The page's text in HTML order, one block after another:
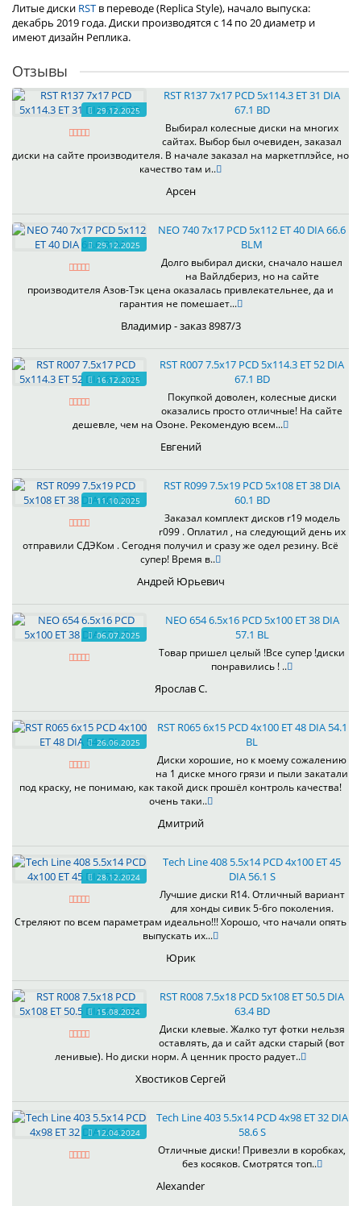
Литые диски RST в переводе (Replica Style), начало выпуска:
декабрь 2019 года. Диски производятся с 14 по 20 диаметр и
имеют дизайн Реплика.
Отзывы
29.12.2025
RST R137 7x17 PCD 5x114.3 ET 31 DIA
67.1 BD
Выбирал колесные диски на многих
сайтах. Выбор был очевиден, заказал
диски на сайте производителя. В начале заказал на маркетплэйсе, но
качество там и..
Арсен
29.12.2025
NEO 740 7x17 PCD 5x112 ET 40 DIA 66.6
BLM
Долго выбирал диски, сначало нашел
на Вайлдбериз, но на сайте
производителя Азов-Тэк цена оказалась привлекательнее, да и
гарантия не помешает...
Владимир - заказ 8987/3
16.12.2025
RST R007 7.5x17 PCD 5x114.3 ET 52 DIA
67.1 BD
Покупкой доволен, колесные диски
оказались просто отличные! На сайте
дешевле, чем на Озоне. Рекомендую всем...
Евгений
11.10.2025
RST R099 7.5x19 PCD 5x108 ET 38 DIA
60.1 BD
Заказал комплект дисков r19 модель
r099 . Оплатил , на следующий день их
отправили СДЭКом . Сегодня получил и сразу же одел резину. Всё
супер! Время в..
Андрей Юрьевич
06.07.2025
NEO 654 6.5x16 PCD 5x100 ET 38 DIA
57.1 BL
Товар пришел целый !Все супер !диски
понравились ! ..
Ярослав С.
26.06.2025
RST R065 6x15 PCD 4x100 ET 48 DIA 54.1
BL
Диски хорошие, но к моему сожалению
на 1 диске много грязи и пыли закатали
под краску, не понимаю, как такой диск прошёл контроль качества!
очень таки..
Дмитрий
28.12.2024
Tech Line 408 5.5x14 PCD 4x100 ET 45
DIA 56.1 S
Лучшие диски R14. Отличный вариант
для хонды сивик 5-6го поколения.
Стреляют по всем параметрам идеально!!! Хорошо, что начали опять
выпускать их...
Юрик
15.08.2024
RST R008 7.5x18 PCD 5x108 ET 50.5 DIA
63.4 BD
Диски клевые. Жалко тут фотки нельзя
оставлять, да и сайт адски старый (вот
ленивые). Но диски норм. А ценник просто радует..
Хвостиков Сергей
12.04.2024
Tech Line 403 5.5x14 PCD 4x98 ET 32 DIA
58.6 S
Отличные диски! Привезли в коробках,
без косяков. Смотрятся топ..
Alexander